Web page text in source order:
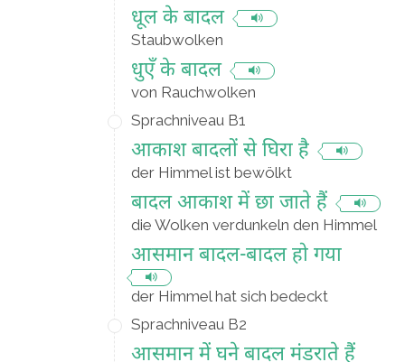
धूल के बादल
Staubwolken
धुएँ के बादल
von Rauchwolken
Sprachniveau B1
आकाश बादलों से घिरा है
der Himmel ist bewölkt
बादल आकाश में छा जाते हैं
die Wolken verdunkeln den Himmel
आसमान बादल-बादल हो गया
der Himmel hat sich bedeckt
Sprachniveau B2
आसमान में घने बादल मंडराते हैं